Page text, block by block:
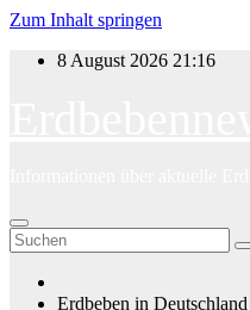
Zum Inhalt springen
8 August 2026 21:16
Erdbeben in Deutschland